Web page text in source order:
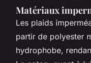
Matériaux
Les plaids
partir de polyester
hydrophobe,